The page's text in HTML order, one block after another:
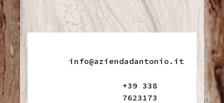
info@aziendadantonio.it
+39 338
7623173